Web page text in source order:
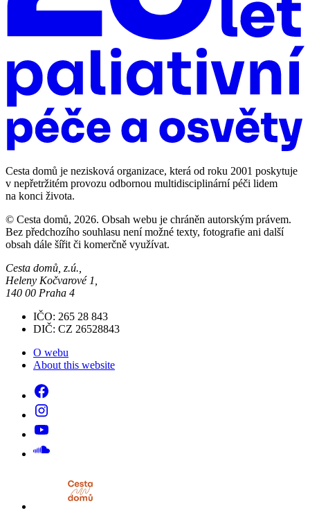
Cesta domů je nezisková organizace, která od roku 2001 poskytuje
v nepřetržitém provozu odbornou multidisciplinární péči lidem
na konci života.
© Cesta domů, 2026. Obsah webu je chráněn autorským právem.
Bez předchozího souhlasu není možné texty, fotografie ani další
obsah dále šířit či komerčně využívat.
Cesta domů, z.ú.,
Heleny Kočvarové 1,
140 00 Praha 4
IČO: 265 28 843
DIČ: CZ 26528843
O webu
About this website